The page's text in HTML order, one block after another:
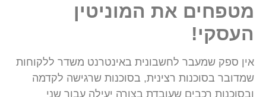
מטפחים את המוניטין
העסקי!
אין ספק שמעבר לחשבונית באינטרנט משדר ללקוחות
שמדובר בסוכנות רצינית, בסוכנות שרגישה לקדמה
ובסוכנות רכבים שעובדת בצורה יעילה עבור שני